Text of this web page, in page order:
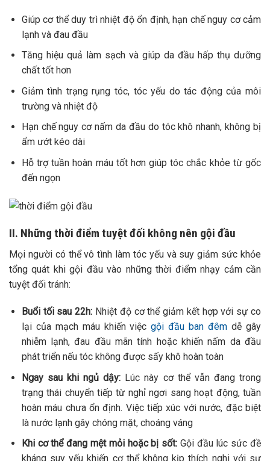
Giúp cơ thể duy trì nhiệt độ ổn định, hạn chế nguy cơ cảm
lạnh và đau đầu
Tăng hiệu quả làm sạch và giúp da đầu hấp thụ dưỡng
chất tốt hơn
Giảm tình trạng rụng tóc, tóc yếu do tác động của môi
trường và nhiệt độ
Hạn chế nguy cơ nấm da đầu do tóc khô nhanh, không bị
ẩm ướt kéo dài
Hỗ trợ tuần hoàn máu tốt hơn giúp tóc chắc khỏe từ gốc
đến ngọn
II. Những thời điểm tuyệt đối không nên gội đầu
Mọi người có thể vô tình làm tóc yếu và suy giảm sức khỏe
tổng quát khi gội đầu vào những thời điểm nhạy cảm cần
tuyệt đối tránh:
Buổi tối sau 22h: Nhiệt độ cơ thể giảm kết hợp với sự co
lại của mạch máu khiến việcgội đầu ban đêm dễ gây
nhiễm lạnh, đau đầu mãn tính hoặc khiến nấm da đầu
phát triển nếu tóc không được sấy khô hoàn toàn
Ngay sau khi ngủ dậy: Lúc này cơ thể vẫn đang trong
trạng thái chuyển tiếp từ nghỉ ngơi sang hoạt động, tuần
hoàn máu chưa ổn định. Việc tiếp xúc với nước, đặc biệt
là nước lạnh gây chóng mặt, choáng váng
Khi cơ thể đang mệt mỏi hoặc bị sốt: Gội đầu lúc sức đề
kháng suy yếu khiến cơ thể không kịp thích nghi với sự